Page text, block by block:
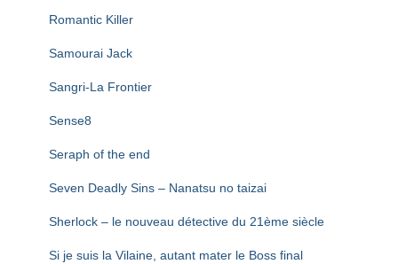
Romantic Killer
Samourai Jack
Sangri-La Frontier
Sense8
Seraph of the end
Seven Deadly Sins – Nanatsu no taizai
Sherlock – le nouveau détective du 21ème siècle
Si je suis la Vilaine, autant mater le Boss final